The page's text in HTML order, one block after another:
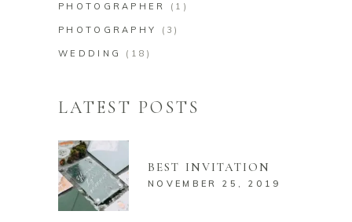
PHOTOGRAPHER (1)
PHOTOGRAPHY (3)
WEDDING (18)
LATEST POSTS
BEST INVITATION
NOVEMBER 25, 2019